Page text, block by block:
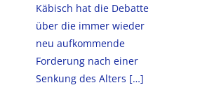
Käbisch hat die Debatte
über die immer wieder
neu aufkommende
Forderung nach einer
Senkung des Alters […]